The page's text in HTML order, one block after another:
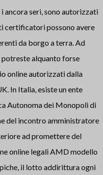
ancora seri, sono autorizzati
certificatori possono avere
da borgo a terra. Ad
potreste alquanto forse
online autorizzati dalla
In Italia, esiste un ente
Autonoma dei Monopoli di
del incontro amministratore
ad promettere del
online legali AMD modello
il lotto addirittura ogni